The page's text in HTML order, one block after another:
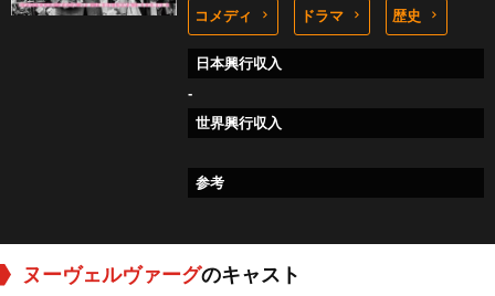
コメディ ドラマ 歴史
日本興行収入
-
世界興行収入
参考
ヌーヴェルヴァーグのキャスト